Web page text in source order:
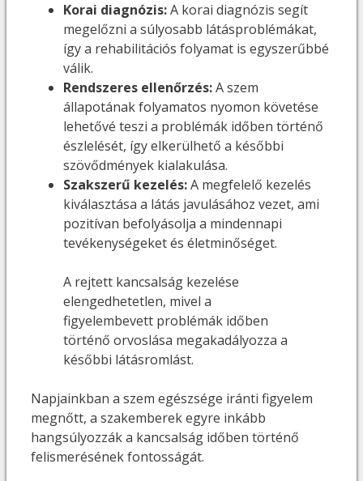
Korai diagnózis:A korai diagnózis segít
megelőzni a súlyosabb látásproblémákat,
így a rehabilitációs folyamat is egyszerűbbé
válik.
Rendszeres ellenőrzés:A szem
állapotának folyamatos nyomon követése
lehetővé teszi a problémák időben történő
észlelését, így elkerülhető a későbbi
szövődmények kialakulása.
Szakszerű kezelés:A megfelelő kezelés
kiválasztása a látás javulásához vezet, ami
pozitívan befolyásolja a mindennapi
tevékenységeket és életminőséget.
A rejtett kancsalság kezelése
elengedhetetlen, mivel a
figyelembevett problémák időben
történő orvoslása megakadályozza a
későbbi látásromlást.
Napjainkban a szem egészsége iránti figyelem
megnőtt, a szakemberek egyre inkább
hangsúlyozzák a kancsalság időben történő
felismerésének fontosságát.